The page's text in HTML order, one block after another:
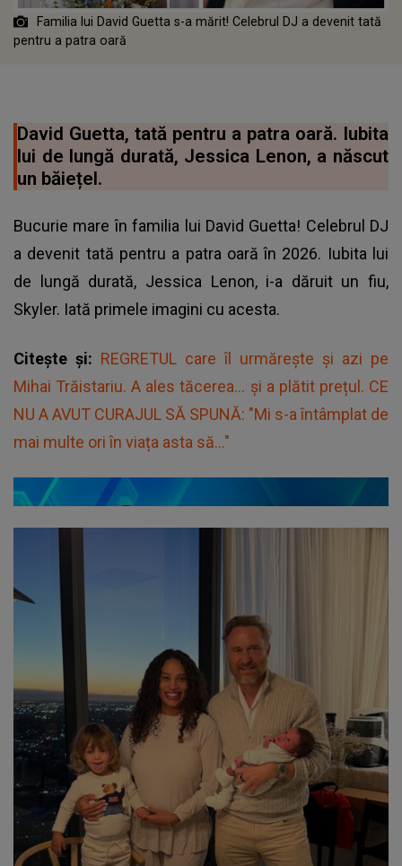
Familia lui David Guetta s-a mărit! Celebrul DJ a devenit tată
pentru a patra oară
David Guetta, tată pentru a patra oară. Iubita
lui de lungă durată, Jessica Lenon, a născut
un băiețel.
Bucurie mare în familia lui David Guetta! Celebrul DJ
a devenit tată pentru a patra oară în 2026. Iubita lui
de lungă durată, Jessica Lenon, i-a dăruit un fiu,
Skyler. Iată primele imagini cu acesta.
Citește și: REGRETUL care îl urmărește și azi pe
Mihai Trăistariu. A ales tăcerea... și a plătit prețul. CE
NU A AVUT CURAJUL SĂ SPUNĂ: "Mi s-a întâmplat de
mai multe ori în viața asta să..."